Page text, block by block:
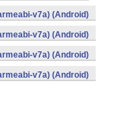
v7a) (Android)
v7a) (Android)
v7a) (Android)
v7a) (Android)